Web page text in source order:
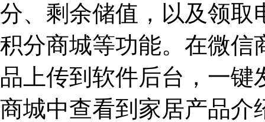
分、剩余储值，以及领取
积分商城等功能。在微信
品上传到软件后台，一
商城中查看到家居产品介